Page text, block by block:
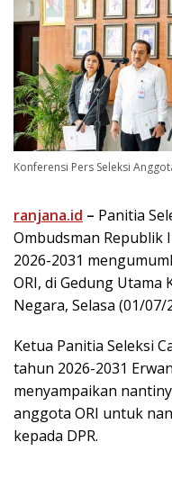
Konferensi Pers Seleksi
ranjana.id – Panitia
Ombudsman Republik
2026-2031
ORI, di Gedung
Negara, Selasa (01/07/
Ketua Panitia Seleksi
tahun 2026-2031
menyampaikan
anggota ORI untuk
kepada DPR.